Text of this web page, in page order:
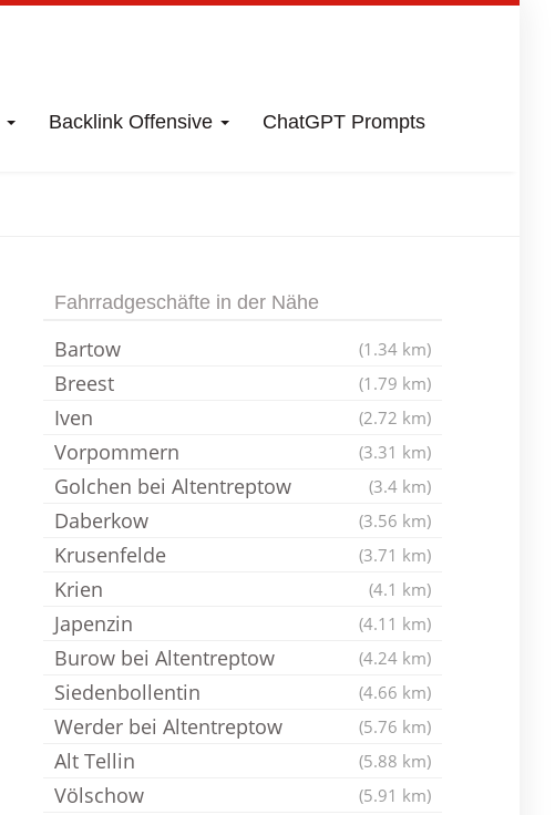
Backlink Offensive ChatGPT Prompts
Fahrradgeschäfte in der Nähe
Bartow (1.34 km)
Breest (1.79 km)
Iven (2.72 km)
Vorpommern (3.31 km)
Golchen bei Altentreptow (3.4 km)
Daberkow (3.56 km)
Krusenfelde (3.71 km)
Krien (4.1 km)
Japenzin (4.11 km)
Burow bei Altentreptow (4.24 km)
Siedenbollentin (4.66 km)
Werder bei Altentreptow (5.76 km)
Alt Tellin (5.88 km)
Völschow (5.91 km)